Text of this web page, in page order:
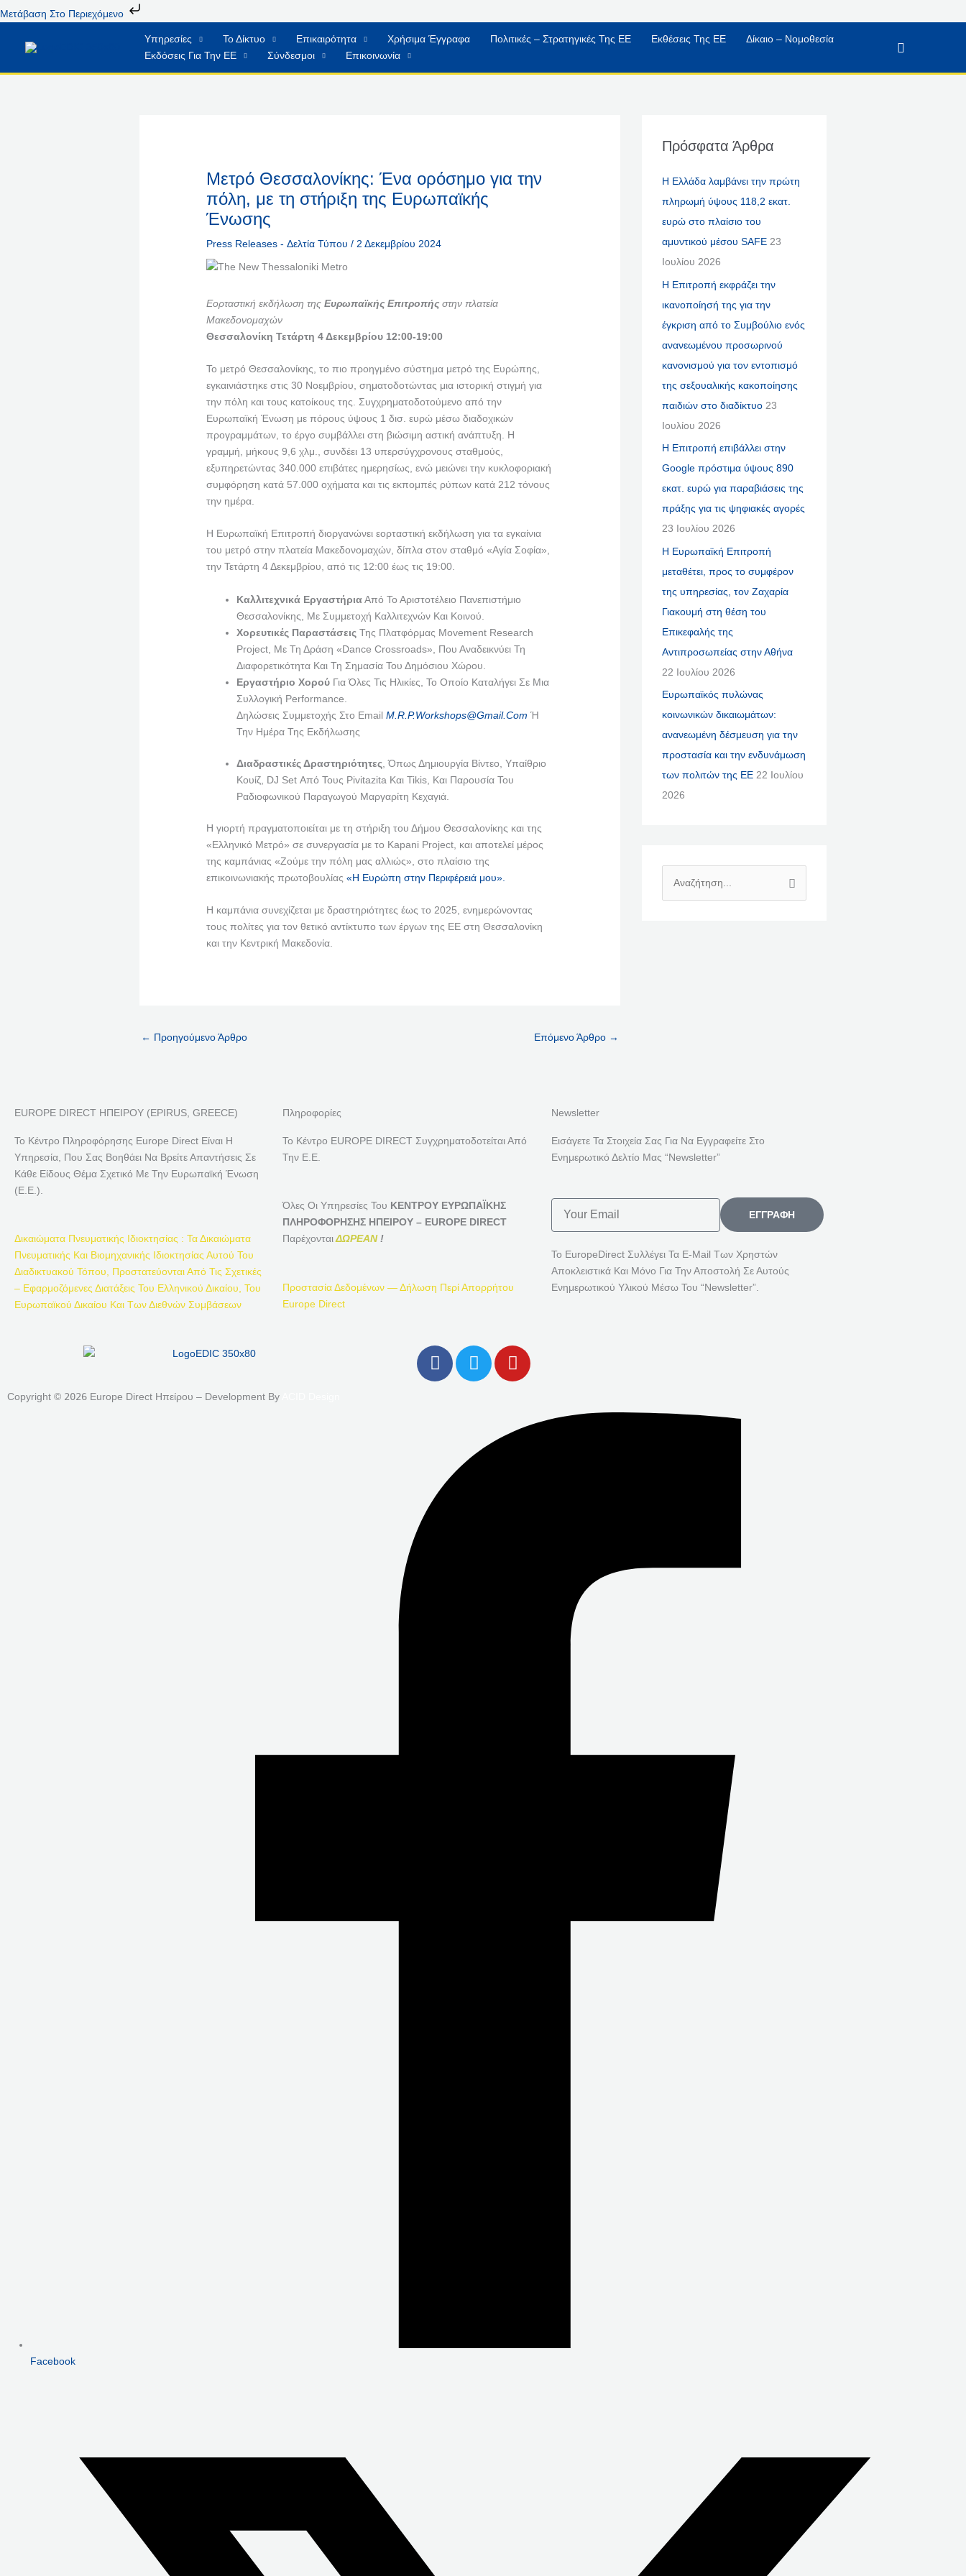
Μετάβαση Στο Περιεχόμενο
Στο
Περιεχόμενο
Υπηρεσίες Το Δίκτυο Επικαιρότητα Χρήσιμα Έγγραφα Πολιτικές – Στρατηγικές Της ΕΕ Εκθέσεις Της ΕΕ
Δίκαιο – Νομοθεσία
Εκδόσεις Για Την ΕΕ
Σύνδεσμοι Επικοινωνία
Αναζήτηση
Μετρό Θεσσαλονίκης: Ένα ορόσημο για την
πόλη, με τη στήριξη της Ευρωπαϊκής
Ένωσης
Press Releases - Δελτία Τύπου / 2 Δεκεμβρίου 2024
Εορταστική εκδήλωση της Ευρωπαϊκής Επιτροπήςστην πλατεία
Μακεδονομαχών
Θεσσαλονίκη Τετάρτη 4 Δεκεμβρίου 12:00-19:00
Το μετρό Θεσσαλονίκης, το πιο προηγμένο σύστημα μετρό της Ευρώπης,
εγκαινιάστηκε στις 30 Νοεμβρίου, σηματοδοτώντας μια ιστορική στιγμή για
την πόλη και τους κατοίκους της. Συγχρηματοδοτούμενο από την
Ευρωπαϊκή Ένωση με πόρους ύψους 1 δισ. ευρώ μέσω διαδοχικών
προγραμμάτων, το έργο συμβάλλει στη βιώσιμη αστική ανάπτυξη. Η
γραμμή, μήκους 9,6 χλμ., συνδέει 13 υπερσύγχρονους σταθμούς,
εξυπηρετώντας 340.000 επιβάτες ημερησίως, ενώ μειώνει την κυκλοφοριακή
συμφόρηση κατά 57.000 οχήματα και τις εκπομπές ρύπων κατά 212 τόνους
την ημέρα.
Η Ευρωπαϊκή Επιτροπή διοργανώνει εορταστική εκδήλωση για τα εγκαίνια
του μετρό στην πλατεία Μακεδονομαχών, δίπλα στον σταθμό «Αγία Σοφία»,
την Τετάρτη 4 Δεκεμβρίου, από τις 12:00 έως τις 19:00.
Καλλιτεχνικά ΕργαστήριαΑπό Το Αριστοτέλειο Πανεπιστήμιο
Θεσσαλονίκης, Με Συμμετοχή Καλλιτεχνών Και Κοινού.
Χορευτικές ΠαραστάσειςΤης Πλατφόρμας Movement Research
Project, Με Τη Δράση «Dance Crossroads», Που Αναδεικνύει Τη
Διαφορετικότητα Και Τη Σημασία Του Δημόσιου Χώρου.
Εργαστήριο ΧορούΓια Όλες Τις Ηλικίες, Το Οποίο Καταλήγει Σε Μια
Συλλογική Performance.
Δηλώσεις Συμμετοχής Στο Email M.r.p.workshops@gmail.com Ή
Την Ημέρα Της Εκδήλωσης
Διαδραστικές Δραστηριότητες, Όπως Δημιουργία Βίντεο, Υπαίθριο
Κουίζ, DJ Set Από Τους Pivitazita Και Tikis, Και Παρουσία Του
Ραδιοφωνικού Παραγωγού Μαργαρίτη Κεχαγιά.
Η γιορτή πραγματοποιείται με τη στήριξη του Δήμου Θεσσαλονίκης και της
«Ελληνικό Μετρό» σε συνεργασία με το Kapani Project, και αποτελεί μέρος
της καμπάνιας «Ζούμε την πόλη μας αλλιώς», στο πλαίσιο της
επικοινωνιακής πρωτοβουλίας «Η Ευρώπη στην Περιφέρειά μου».
Η καμπάνια συνεχίζεται με δραστηριότητες έως το 2025, ενημερώνοντας
τους πολίτες για τον θετικό αντίκτυπο των έργων της ΕΕ στη Θεσσαλονίκη
και την Κεντρική Μακεδονία.
← Προηγούμενο Άρθρο Επόμενο Άρθρο →
Πρόσφατα Άρθρα
Η Ελλάδα λαμβάνει την πρώτη
πληρωμή ύψους 118,2 εκατ.
ευρώ στο πλαίσιο του
αμυντικού μέσου SAFE 23
Ιουλίου 2026
Η Επιτροπή εκφράζει την
ικανοποίησή της για την
έγκριση από το Συμβούλιο ενός
ανανεωμένου προσωρινού
κανονισμού για τον εντοπισμό
της σεξουαλικής κακοποίησης
παιδιών στο διαδίκτυο 23
Ιουλίου 2026
Η Επιτροπή επιβάλλει στην
Google πρόστιμα ύψους 890
εκατ. ευρώ για παραβιάσεις της
πράξης για τις ψηφιακές αγορές
23 Ιουλίου 2026
Η Ευρωπαϊκή Επιτροπή
μεταθέτει, προς το συμφέρον
της υπηρεσίας, τον Ζαχαρία
Γιακουμή στη θέση του
Επικεφαλής της
Αντιπροσωπείας στην Αθήνα
22 Ιουλίου 2026
Ευρωπαϊκός πυλώνας
κοινωνικών δικαιωμάτων:
ανανεωμένη δέσμευση για την
προστασία και την ενδυνάμωση
των πολιτών της ΕΕ 22 Ιουλίου
2026
EUROPE DIRECT ΗΠΕΙΡΟΥ (EPIRUS, GREECE)
Το Κέντρο Πληροφόρησης Europe Direct Είναι Η
Υπηρεσία, Που Σας Βοηθάει Να Βρείτε Απαντήσεις Σε
Κάθε Είδους Θέμα Σχετικό Με Την Ευρωπαϊκή Ένωση
(Ε.Ε.).
Δικαιώματα Πνευματικής Ιδιοκτησίας : Τα Δικαιώματα
Πνευματικής Και Βιομηχανικής Ιδιοκτησίας Αυτού Του
Διαδικτυακού Τόπου, Προστατεύονται Από Τις Σχετικές
– Εφαρμοζόμενες Διατάξεις Του Ελληνικού Δικαίου, Του
Ευρωπαϊκού Δικαίου Και Των Διεθνών Συμβάσεων
Πληροφορίες
Το Κέντρο EUROPE DIRECT Συγχρηματοδοτείται Από
Την Ε.Ε.
Όλες Οι Υπηρεσίες Του ΚΕΝΤΡΟΥ ΕΥΡΩΠΑΪΚΗΣ
ΠΛΗΡΟΦΟΡΗΣΗΣ ΗΠΕΙΡΟΥ – EUROPE DIRECT
Παρέχονται ΔΩΡΕΑΝ!
Προστασία Δεδομένων — Δήλωση Περί Απορρήτου
Europe Direct
Newsletter
Εισάγετε Τα Στοιχεία Σας Για Να Εγγραφείτε Στο
Ενημερωτικό Δελτίο Μας “Newsletter”
ΕΓΓΡΑΦΉ
Το EuropeDirect Συλλέγει Τα E-Mail Των Χρηστών
Αποκλειστικά Και Μόνο Για Την Αποστολή Σε Αυτούς
Ενημερωτικού Υλικού Μέσω Του “Newsletter”.
F
A
-
T
W
R
Y
O
U
Copyright © 2026 Europe Direct Ηπείρου – Development By
Facebook